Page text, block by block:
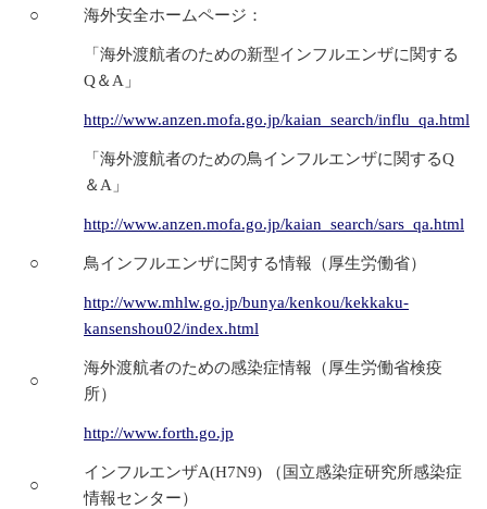
○ 海外安全ホームページ：
「海外渡航者のための新型インフルエンザに関する
Q＆A」
http://www.anzen.mofa.go.jp/kaian_search/influ_qa.html
「海外渡航者のための鳥インフルエンザに関するQ
＆A」
http://www.anzen.mofa.go.jp/kaian_search/sars_qa.html
○ 鳥インフルエンザに関する情報（厚生労働省）
http://www.mhlw.go.jp/bunya/kenkou/kekkaku-
kansenshou02/index.html
○
海外渡航者のための感染症情報（厚生労働省検疫
所）
http://www.forth.go.jp
○
インフルエンザA(H7N9) （国立感染症研究所感染症
情報センター）